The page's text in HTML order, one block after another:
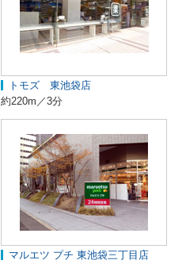
トモズ 東池袋店
約220m／3分
マルエツ プチ 東池袋三丁目店